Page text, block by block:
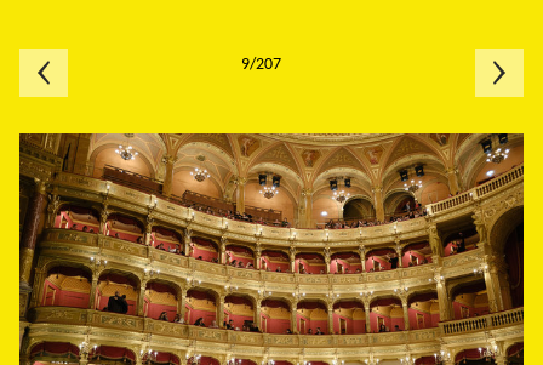
9/207